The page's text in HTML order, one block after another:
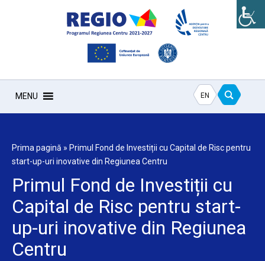
MENU EN
Prima pagină » Primul Fond de Investiții cu Capital de Risc pentru
start-up-uri inovative din Regiunea Centru
Primul Fond de Investiții cu
Capital de Risc pentru start-
up-uri inovative din Regiunea
Centru